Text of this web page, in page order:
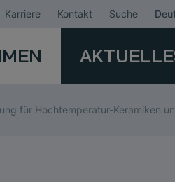
Karriere Kontakt Suche
für Hochtemperatur-Keramiken